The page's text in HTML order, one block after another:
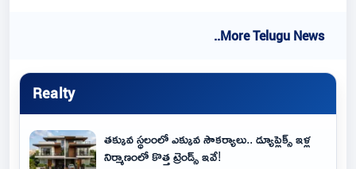
..More Telugu News
Realty
తక్కువ స్థలంలో ఎక్కువ సౌకర్యాలు.. డ్యూప్లెక్స్ ఇళ్ల
నిర్మాణంలో కొత్త ట్రెండ్స్ ఇవే!